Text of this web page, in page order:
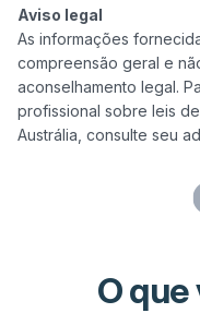
Aviso legal
As informações
compreensão geral e
aconselhamento legal.
profissional sobre leis
Austrália, consulte seu
O que